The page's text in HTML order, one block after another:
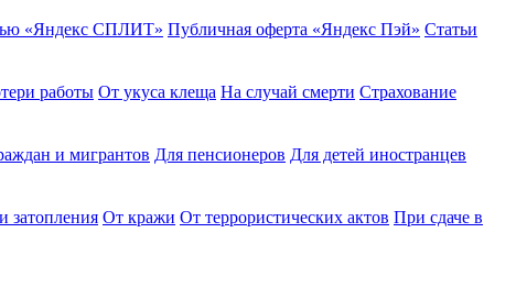
«Яндекс СПЛИТ» Публичная оферта «Яндекс Пэй» Статьи
работы От укуса клеща На случай смерти Страхование
и мигрантов Для пенсионеров Для детей иностранцев
затопления От кражи От террористических актов При сдаче в